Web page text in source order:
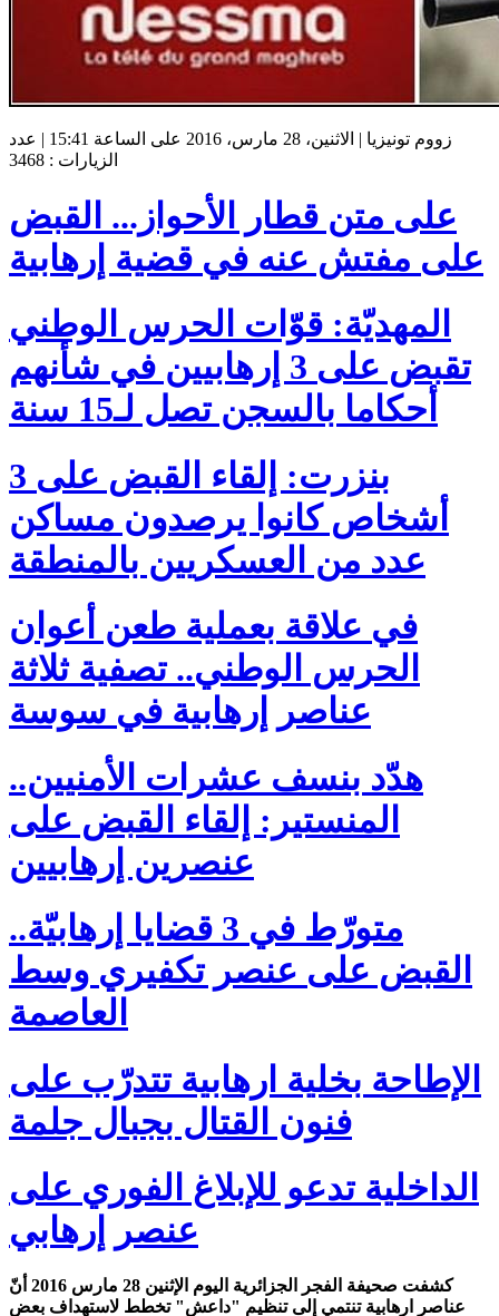
زووم تونيزيا | الاثنين، 28 مارس، 2016 على الساعة 15:41 | عدد
الزيارات : 3468
على متن قطار الأحواز... القبض
على مفتش عنه في قضية إرهابية
المهديّة: قوّات الحرس الوطني
تقبض على 3 إرهابيين في شأنهم
أحكاما بالسجن تصل لـ15 سنة
بنزرت: إلقاء القبض على 3
أشخاص كانوا يرصدون مساكن
عدد من العسكريين بالمنطقة
في علاقة بعملية طعن أعوان
الحرس الوطني.. تصفية ثلاثة
عناصر إرهابية في سوسة
هدّد بنسف عشرات الأمنيين..
المنستير: إلقاء القبض على
عنصرين إرهابيين
متورّط في 3 قضايا إرهابيّة..
القبض على عنصر تكفيري وسط
العاصمة
الإطاحة بخلية ارهابية تتدرّب على
فنون القتال بجبال جلمة
الداخلية تدعو للإبلاغ الفوري على
عنصر إرهابي
كشفت صحيفة الفجر الجزائرية اليوم الإثنين 28 مارس 2016 أنّ
عناصر ارهابية تنتمي إلى تنظيم "داعش" تخطط لاستهداف بعض